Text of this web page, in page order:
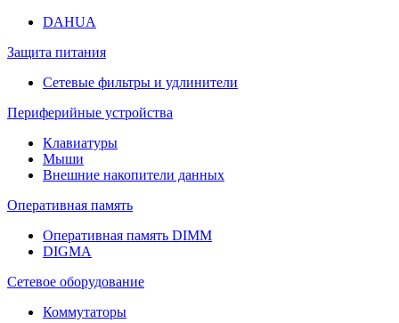
DAHUA
Защита питания
Сетевые фильтры и удлинители
Периферийные устройства
Клавиатуры
Мыши
Внешние накопители данных
Оперативная память
Оперативная память DIMM
DIGMA
Сетевое оборудование
Коммутаторы